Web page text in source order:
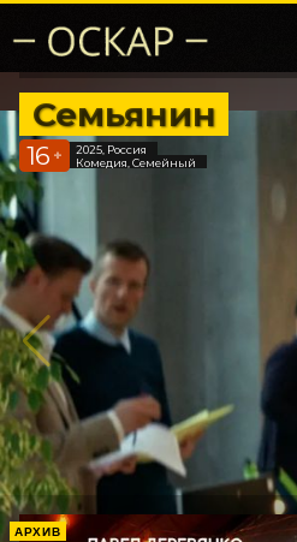
Семьянин
16 +
2025, Россия
Комедия, Семейный
АРХИВ